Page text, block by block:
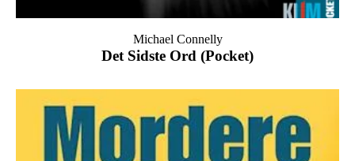
Det Sidste Ord (Pocket)
Michael Connelly